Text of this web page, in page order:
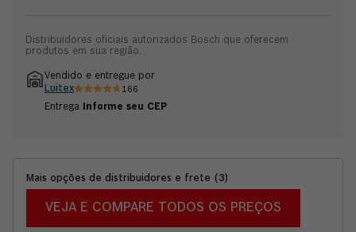
Distribuidores oficiais autorizados Bosch que oferecem
produtos em sua região.
Vendido e entregue por
Luitex
166
Entrega Informe seu CEP
Mais opções de distribuidores e frete ( 3)
VEJA E COMPARE TODOS OS PREÇOS